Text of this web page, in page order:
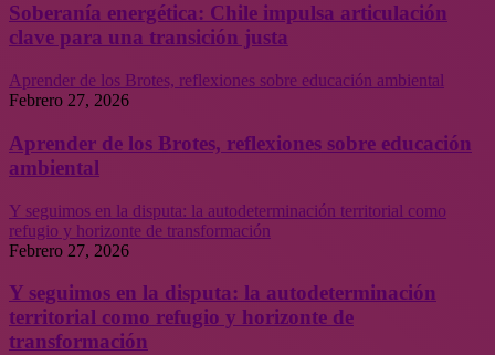
Soberanía energética: Chile impulsa articulación
clave para una transición justa
Aprender de los Brotes, reflexiones sobre educación ambiental
Febrero 27, 2026
Aprender de los Brotes, reflexiones sobre educación
ambiental
Y seguimos en la disputa: la autodeterminación territorial como
refugio y horizonte de transformación
Febrero 27, 2026
Y seguimos en la disputa: la autodeterminación
territorial como refugio y horizonte de
transformación